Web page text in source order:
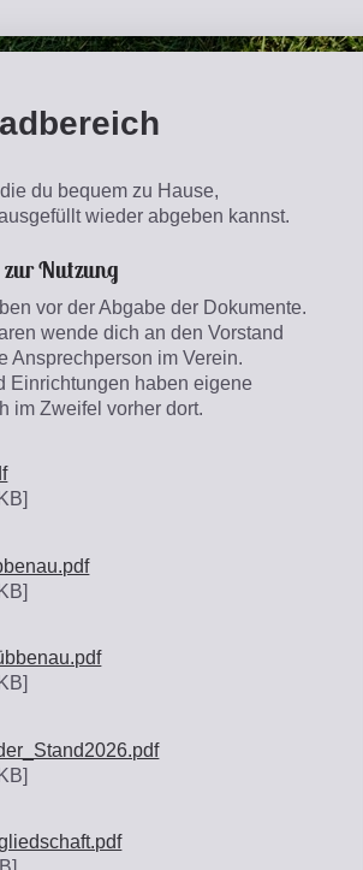
du bequem zu Hause,
wieder abgeben kannst.
Nutzung
vor der Abgabe der Dokumente.
wende dich an den Vorstand
Ansprechperson im Verein.
Einrichtungen haben eigene
im Zweifel vorher dort.